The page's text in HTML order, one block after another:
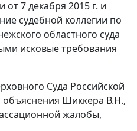
от 7 декабря 2015 г. и
судебной коллегии по
областного суда
исковые требования
Суда Российской
Шиккера В.Н.,
жалобы,